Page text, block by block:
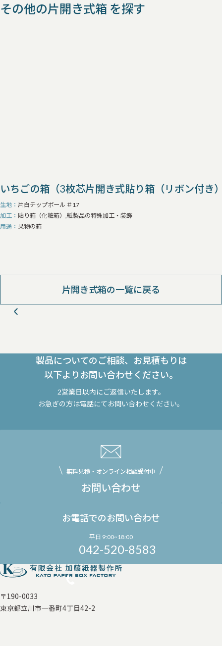
その他の片開き式箱 を探す
いちごの箱（3枚芯片開き式貼り箱（リボン付き
生地
片白チップボール ＃17
加工
貼り箱（化粧箱）,紙製品の特殊加工・装飾
用途
果物の箱
片開き式箱の一覧に戻る
製品についてのご相談、お見積もりは
以下よりお問い合わせください。
2営業日以内にご返信いたします。
お急ぎの方は電話にてお問い合わせください。
無料見積・オンライン相談受付中
お問い合わせ
お電話でのお問い合わせ
平日 9:00~18:00
042-520-8583
〒190-0033
東京都立川市一番町4丁目42-2